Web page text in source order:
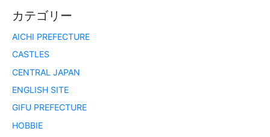
カテゴリー
AICHI PREFECTURE
CASTLES
CENTRAL JAPAN
ENGLISH SITE
GIFU PREFECTURE
HOBBIE